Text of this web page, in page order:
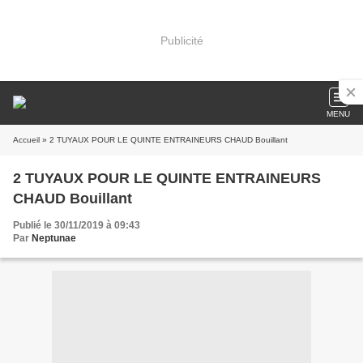
Publicité
MENU
Accueil » 2 TUYAUX POUR LE QUINTE ENTRAINEURS CHAUD Bouillant
2 TUYAUX POUR LE QUINTE ENTRAINEURS
CHAUD Bouillant
Publié le 30/11/2019 à 09:43
Par Neptunae